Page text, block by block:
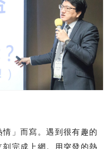
」而寫。遇到很有趣的
完成上網。用突發的熱